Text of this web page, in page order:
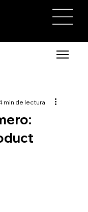
min de lectura